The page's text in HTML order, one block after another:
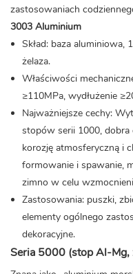
zastosowaniach
3003 Aluminium
Skład: baza aluminiowa,
żelaza.
Właściwości
≥110MPa, wydłużenie
Najważniejsze cechy:
stopów serii 1000,
korozję atmosferyczną i
formowanie i spawanie,
zimno w celu
Zastosowania: puszki,
elementy ogólnego
dekoracyjne.
Seria 5000 (stop Al-